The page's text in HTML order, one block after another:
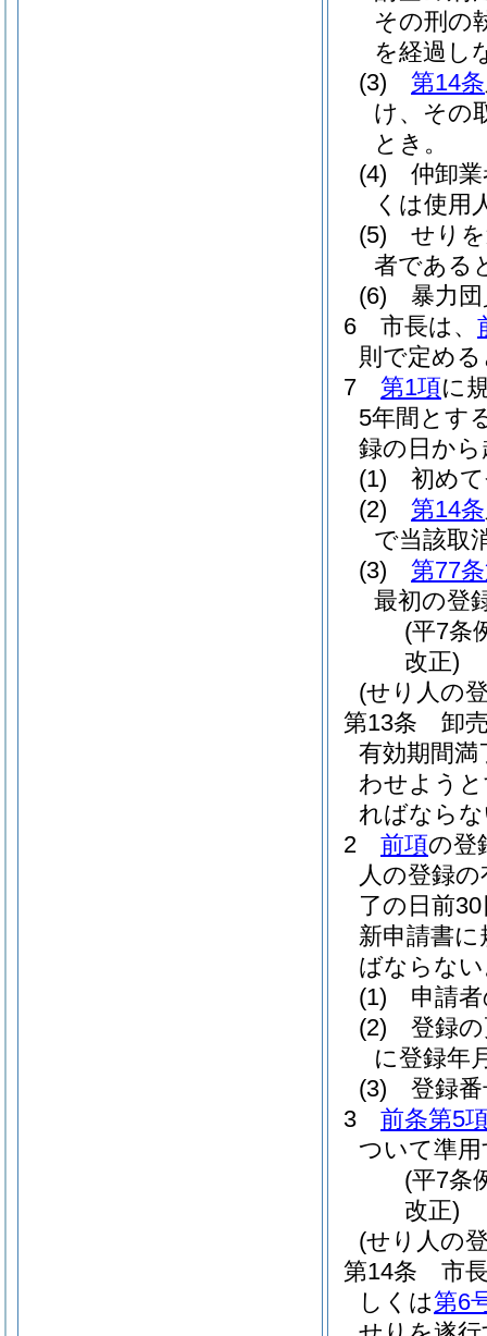
その刑の
を経過し
(3)
第14条
け、その
とき。
(4)
仲卸
くは使用
(5)
せり
者である
(6)
暴力
6
市長は、
則で定め
7
第1項に
5年間とす
録の日か
(1)
初め
(2)
第14条
で当該取
(3)
第77
最初の登
(平7条
改正)
(せり人の
第13条
卸
有効期間
わせよう
ればなら
2
前項の登
人の登録
了の日前
新申請書
ばならな
(1)
申請
(2)
登録
に登録年
(3)
登録
3
前条第5
ついて準
(平7条
改正)
(せり人の
第14条
市
しくは第6